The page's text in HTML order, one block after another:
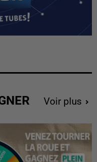
Voir plus